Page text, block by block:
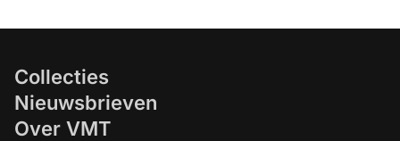
Collecties
Nieuwsbrieven
Over VMT